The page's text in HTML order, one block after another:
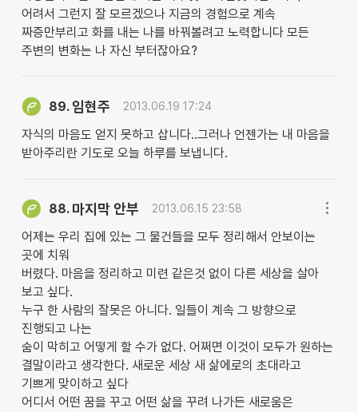
어려서 그런지 잘 모르겠으나 지금의 경험으로 계속
짜증만부리고 화를 내는 나를 바꿔볼려고 노력합니다 모든
주변의 변화는 나 자신 부터잖아요?
89. 임현주 2013.06.19 17:24
자식의 마음도 얻지 못하고 삽니다..그러나 언젠가는 내 마음을
받아주리란 기도로 오늘 하루를 보냅니다.
88. 마지막 안부 2013.06.15 23:58
어제는 우리 집에 있는 그 물건들을 모두 정리해서 안보이는
곳에 치워
버렸다. 마음을 정리하고 미련 같은것 없이 다른 세상을 살아
보고 싶다.
누구 한 사람의 잘못은 아니다. 일들이 계속 그 방향으로
진행되고 나는
숨이 막히고 어떻게 할 수가 없다. 어쩌면 이것이 모두가 원하는
결말이라고 생각한다. 새로운 세상 새 삶에로의 초대라고
기쁘게 맞이하고 싶다
어디서 어떤 꿈을 꾸고 어떤 삶을 꾸려 나가든 새로움은